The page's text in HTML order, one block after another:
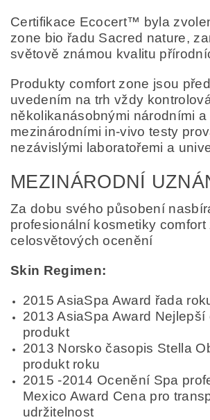
Certifikace Ecocert™ byla
zone bio řadu Sacred nature,
světově známou kvalitu
Produkty comfort zone jsou
uvedením na trh vždy
několikanásobnými národními a
mezinárodními in-vivo testy
nezávislými laboratořemi a
MEZINÁRODNÍ
Za dobu svého působení
profesionální kosmetiky comfort
celosvětových ocenění
Skin Regimen:
2015 AsiaSpa Award řada
2013 AsiaSpa Award
produkt
2013 Norsko časopis Stella
produkt roku
2015 -2014 Ocenění Spa
Mexico Award Cena pro
udržitelnost